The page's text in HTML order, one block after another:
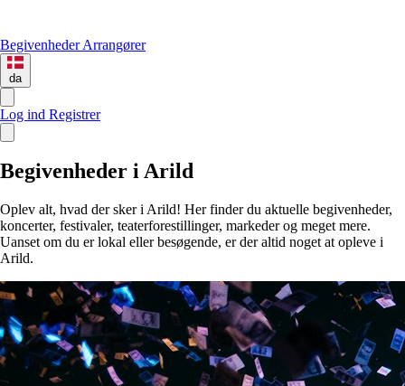
BegivenhederArrangører
da
Log ind Registrer
Begivenheder i Arild
Oplev alt, hvad der sker i Arild! Her finder du aktuelle begivenheder,
koncerter, festivaler, teaterforestillinger, markeder og meget mere.
Uanset om du er lokal eller besøgende, er der altid noget at opleve i
Arild.